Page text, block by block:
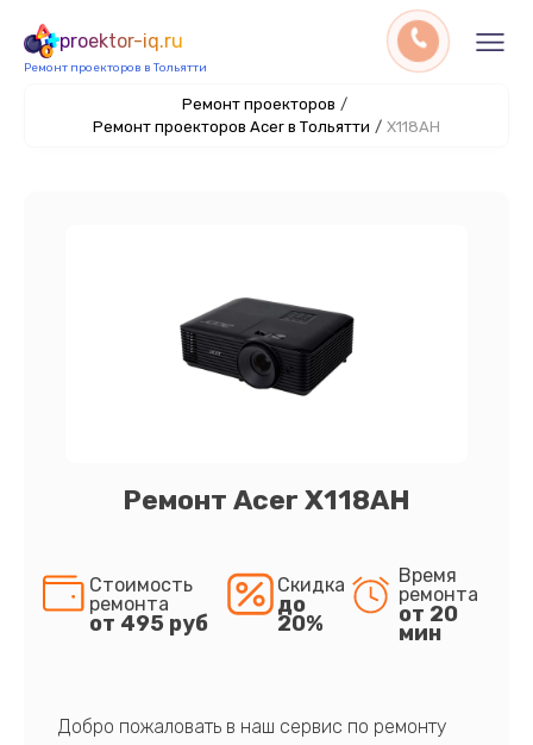
proektor-iq.ru
Ремонт проекторов в Тольятти
Ремонт проекторов /
Ремонт проекторов Acer в Тольятти / X118AH
Ремонт Acer X118AH
Стоимость
ремонта
от 495 руб
Скидка
до
20%
Время
ремонта
от 20
мин
Добро пожаловать в наш сервис по ремонту